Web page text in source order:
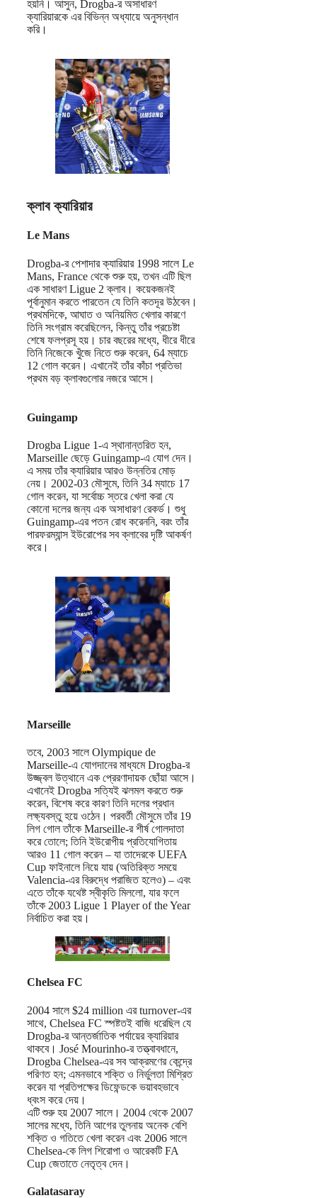
হয়নি। আসুন, Drogba-র অসাধারণ
ক্যারিয়ারকে এর বিভিন্ন অধ্যায়ে অনুসন্ধান
করি।
ক্লাব ক্যারিয়ার
Le Mans
Drogba-র পেশাদার ক্যারিয়ার 1998 সালে Le
Mans, France থেকে শুরু হয়, তখন এটি ছিল
এক সাধারণ Ligue 2 ক্লাব। কয়েকজনই
পূর্বানুমান করতে পারতেন যে তিনি কতদূর উঠবেন।
প্রথমদিকে, আঘাত ও অনিয়মিত খেলার কারণে
তিনি সংগ্রাম করেছিলেন, কিন্তু তাঁর প্রচেষ্টা
শেষে ফলপ্রসূ হয়। চার বছরের মধ্যে, ধীরে ধীরে
তিনি নিজেকে খুঁজে নিতে শুরু করেন, 64 ম্যাচে
12 গোল করেন। এখানেই তাঁর কাঁচা প্রতিভা
প্রথম বড় ক্লাবগুলোর নজরে আসে।
Guingamp
Drogba Ligue 1-এ স্থানান্তরিত হন,
Marseille ছেড়ে Guingamp-এ যোগ দেন।
এ সময় তাঁর ক্যারিয়ার আরও উন্নতির মোড়
নেয়। 2002-03 মৌসুমে, তিনি 34 ম্যাচে 17
গোল করেন, যা সর্বোচ্চ স্তরে খেলা করা যে
কোনো দলের জন্য এক অসাধারণ রেকর্ড। শুধু
Guingamp-এর পতন রোধ করেননি, বরং তাঁর
পারফরম্যান্স ইউরোপের সব ক্লাবের দৃষ্টি আকর্ষণ
করে।
Marseille
তবে, 2003 সালে Olympique de
Marseille-এ যোগদানের মাধ্যমে Drogba-র
উজ্জ্বল উত্থানে এক প্রেরণাদায়ক ছোঁয়া আসে।
এখানেই Drogba সত্যিই ঝলমল করতে শুরু
করেন, বিশেষ করে কারণ তিনি দলের প্রধান
লক্ষ্যবস্তু হয়ে ওঠেন। পরবর্তী মৌসুমে তাঁর 19
লিগ গোল তাঁকে Marseille-র শীর্ষ গোলদাতা
করে তোলে; তিনি ইউরোপীয় প্রতিযোগিতায়
আরও 11 গোল করেন – যা তাদেরকে UEFA
Cup ফাইনালে নিয়ে যায় (অতিরিক্ত সময়ে
Valencia-এর বিরুদ্ধে পরাজিত হলেও) – এবং
এতে তাঁকে যথেষ্ট স্বীকৃতি মিললো, যার ফলে
তাঁকে 2003 Ligue 1 Player of the Year
নির্বাচিত করা হয়।
Chelsea FC
2004 সালে $24 million এর turnover-এর
সাথে, Chelsea FC স্পষ্টতই বাজি ধরেছিল যে
Drogba-র আন্তর্জাতিক পর্যায়ের ক্যারিয়ার
থাকবে। José Mourinho-র তত্ত্বাবধানে,
Drogba Chelsea-এর সব আক্রমণের কেন্দ্রে
পরিণত হন; এমনভাবে শক্তি ও নির্ভুলতা মিশ্রিত
করেন যা প্রতিপক্ষের ডিফেন্ডকে ভয়াবহভাবে
ধ্বংস করে দেয়।
এটি শুরু হয় 2007 সালে। 2004 থেকে 2007
সালের মধ্যে, তিনি আগের তুলনায় অনেক বেশি
শক্তি ও গতিতে খেলা করেন এবং 2006 সালে
Chelsea-কে লিগ শিরোপা ও আরেকটি FA
Cup জেতাতে নেতৃত্ব দেন।
Galatasaray